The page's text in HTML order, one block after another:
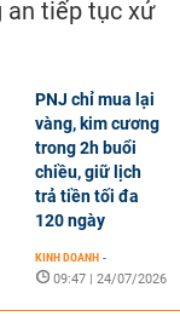
an tiếp tục xử
PNJ chỉ mua lại
vàng, kim cương
trong 2h buổi
chiều, giữ lịch
trả tiền tối đa
120 ngày
KINH DOANH -
09:47 | 24/07/2026